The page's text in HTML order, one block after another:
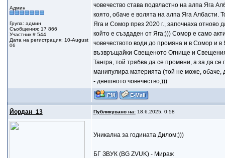
Админ
Група: админ
Съобщения: 17 866
Участник # 544
Дата на регистрация: 10-August
06
човечество става подвластно на алпа Яга
която, обаче е волята на алпа Яга Албасти.
Яга и Сомор през 2020 г., започнаха отново
който е създаден от Яга;))) Сомор е само
човечеството води до промяна и в Сомор и в
възвръщайки Свещеното Огнище и
Тангра, той трябва да се промени, а за да
манипулира материята (той не може, обаче,
- днешното човечество;)))
Йордан_13 Публикувано на:18.6.2025, 0:58
Уникална за годината Дилом;)))
БГ ЗВУК (BG ZVUK) - Мираж